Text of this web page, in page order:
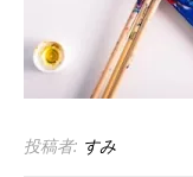
投稿者: すみ